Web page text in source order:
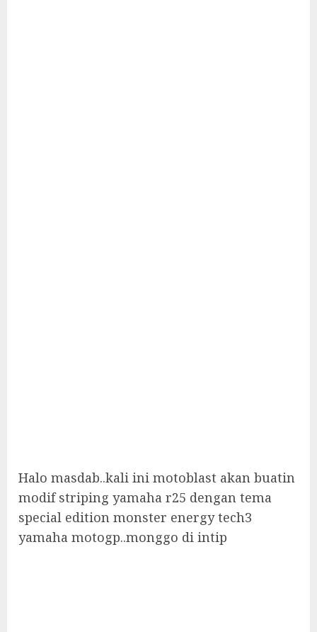
Halo masdab..kali ini motoblast akan buatin
modif striping yamaha r25 dengan tema
special edition monster energy tech3
yamaha motogp..monggo di intip